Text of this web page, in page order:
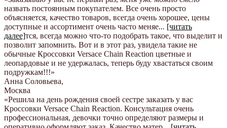
назвать постоянным покупателем. Все очень просто
объясняется, качество товаров, всегда очень хорошее, цены
доступные и ассортимент очень часто меняе... [читать
далее]тся, всегда можно что-то подобрать такое, что выделит и
позволит запомнить. Вот и в этот раз, увидела такие не
обычные Кроссовки Versace Chain Reaction цветные и
леопардовые и не удержалась, теперь буду хвастаться своим
подружкам!!!»
Анна Соловьева,
Москва
«Решила на день рождения своей сестре заказать у вас
Кроссовки Versace Chain Reaction. Консультация очень
профессиональная, девочки точно определяют размеры и